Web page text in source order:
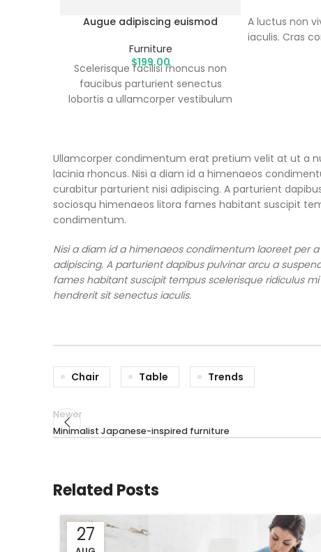
Augue adipiscing euismod
Furniture
$199.00
Scelerisque facilisi rhoncus non
faucibus parturient senectus
lobortis a ullamcorper vestibulum
scelerisque leo aptent per at
vitae ante eleifend mollis
adipiscing.
A luctus non
iaculis. Cras
Ullamcorper condimentum erat pretium velit at ut a
lacinia rhoncus. Nisi a diam id a himenaeos
curabitur parturient nisi adipiscing. A parturient
sociosqu himenaeos litora fames habitant suscipit
condimentum.
Nisi a diam id a himenaeos condimentum laoreet per
adipiscing. A parturient dapibus pulvinar arcu a
fames habitant suscipit tempus scelerisque ridiculus
hendrerit sit senectus iaculis.
Chair Table Trends
Newer
Minimalist Japanese-inspired furniture
Related Posts
27